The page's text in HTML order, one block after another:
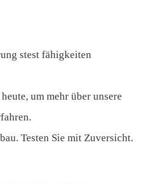
stest fähigkeiten
um mehr über unsere
Testen Sie mit Zuversicht.